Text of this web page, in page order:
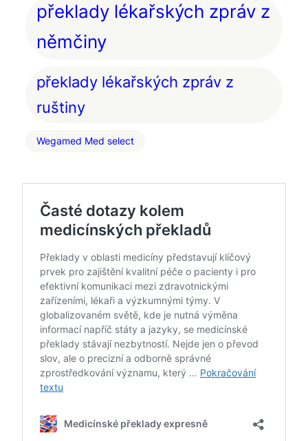
překlady lékařských zpráv z
němčiny
překlady lékařských zpráv z
ruštiny
Wegamed Med select